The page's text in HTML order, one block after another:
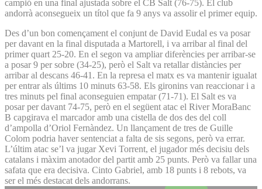
campió en una final ajustada sobre el CB Salt (76-75). El club
andorrà aconsegueix un títol que fa 9 anys va assolir el primer equip.
Des d’un bon començament el conjunt de David Eudal es va posar
per davant en la final disputada a Martorell, i va arribar al final del
primer quart 25-20. En el segon va ampliar diferències per arribar-se
a posar 9 per sobre (34-25), però el Salt va retallar distàncies per
arribar al descans 46-41. En la represa el matx es va mantenir igualat
per entrar als últims 10 minuts 63-58. Els gironins van reaccionar i a
tres minuts pel final aconseguien empatar (71-71). El Salt es va
posar per davant 74-75, però en el següent atac el River MoraBanc
B capgirava el marcador amb una cistella de dos des del coll
d’ampolla d’Oriol Fernàndez. Un llançament de tres de Guille
Colom podria haver sentenciat a falta de sis segons, però va errar.
L’últim atac se’l va jugar Xevi Torrent, el jugador més decisiu dels
catalans i màxim anotador del partit amb 25 punts. Però va fallar una
safata que era decisiva. Cinto Gabriel, amb 18 punts i 8 rebots, va
ser el més destacat dels andorrans.